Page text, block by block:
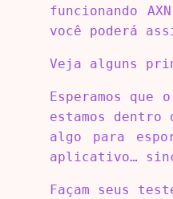
funcionando
você poderá
Veja alguns
Esperamos
estamos
algo para
aplicativo…
Façam seus